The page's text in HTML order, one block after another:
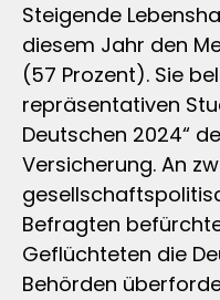
Steigende
diesem Jahr den
(57 Prozent). Sie
repräsentativen
Deutschen 2024“
Versicherung. An
Befragten
Geflüchteten die
Behörden